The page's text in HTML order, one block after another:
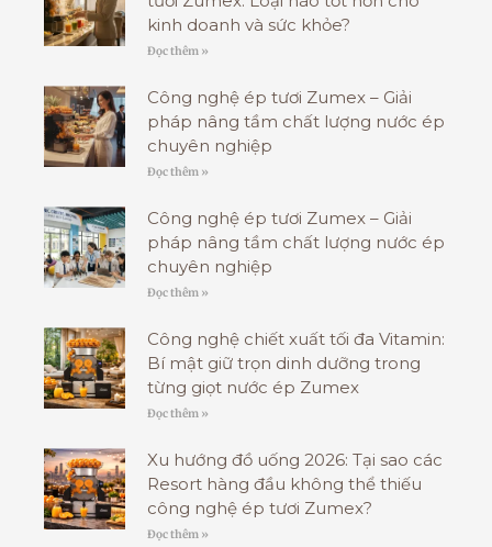
kinh doanh và sức khỏe?
Đọc thêm »
Công nghệ ép tươi Zumex – Giải
pháp nâng tầm chất lượng nước ép
chuyên nghiệp
Đọc thêm »
Công nghệ ép tươi Zumex – Giải
pháp nâng tầm chất lượng nước ép
chuyên nghiệp
Đọc thêm »
Công nghệ chiết xuất tối đa Vitamin:
Bí mật giữ trọn dinh dưỡng trong
từng giọt nước ép Zumex
Đọc thêm »
Xu hướng đồ uống 2026: Tại sao các
Resort hàng đầu không thể thiếu
công nghệ ép tươi Zumex?
Đọc thêm »